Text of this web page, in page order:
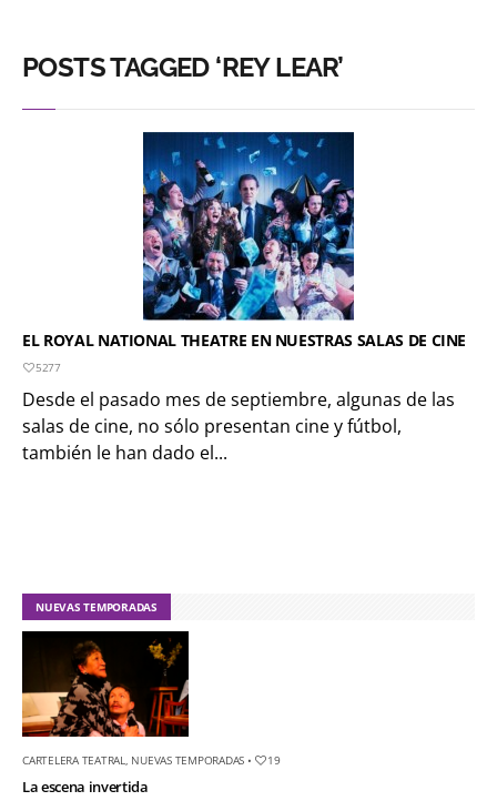
POSTS TAGGED ‘REY LEAR’
EL ROYAL NATIONAL THEATRE EN NUESTRAS SALAS DE CINE
5277
Desde el pasado mes de septiembre, algunas de las
salas de cine, no sólo presentan cine y fútbol,
también le han dado el...
NUEVAS TEMPORADAS
CARTELERA TEATRAL NUEVAS TEMPORADAS • 19
La escena invertida